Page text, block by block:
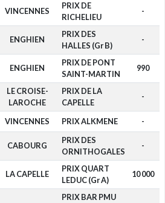
VINCENNES
PRIX DE
RICHELIEU
-
ENGHIEN
PRIX DES
HALLES (Gr B)
-
ENGHIEN
PRIX DE PONT
SAINT-MARTIN
990
LE CROISE-
LAROCHE
PRIX DE LA
CAPELLE
-
VINCENNES PRIX ALKMENE -
CABOURG
PRIX DES
ORNITHOGALES
-
LA CAPELLE
PRIX QUART
LEDUC (Gr A)
10 000
PRIX BAR PMU